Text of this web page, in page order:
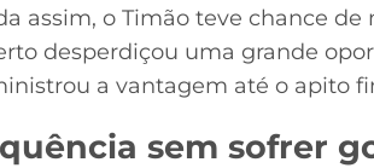
assim, o Timão teve chance
desperdiçou uma grande
a vantagem até o apito
sem sofrer